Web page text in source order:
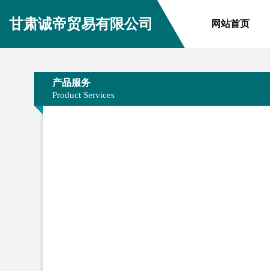
甘肃诚帝贸易有限公司 网站首页
产品服务
Product Services